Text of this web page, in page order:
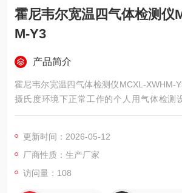
霍尼韦尔宽温四气体检测仪
M-Y3
产品简介
霍尼韦尔宽温四气体检测仪MCXL-XWHM-
摄氏度环境下正常工作的个人用气体检测
氢、一氧化碳、氧气及可燃气体。机身防
更新时间：2026-05-12
厂商性质：生产厂家
访问量：108